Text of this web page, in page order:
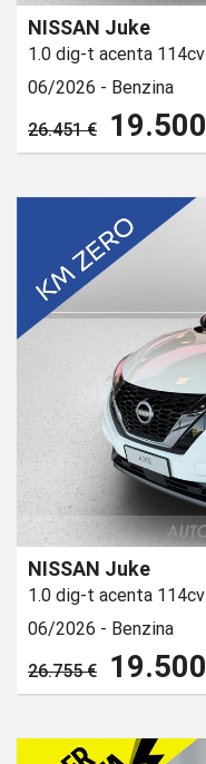
NISSAN Juke
1.0 dig-t acenta 114cv
06/2026 - Benzina
26.451 €
19.500
NISSAN Juke
1.0 dig-t acenta 114cv
06/2026 - Benzina
26.755 €
19.500